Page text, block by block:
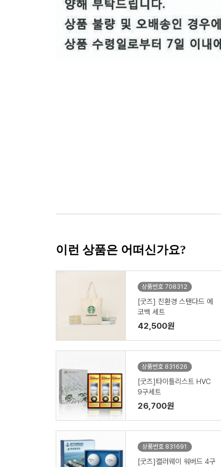
이런 상품은 어떠신가요?
상품번호 708312
[굿즈] 친환경 스탠다드 에
코백 세트
42,500원
상품번호 831626
[굿즈]타이틀리스트 HVC
9구세트
26,700원
상품번호 831691
[굿즈]캘러웨이 워버드 4구